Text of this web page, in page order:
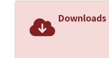
Downloads